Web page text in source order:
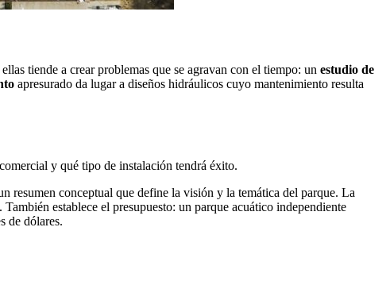
tiende a crear problemas que se agravan con el tiempo: un estudio de
apresurado da lugar a diseños hidráulicos cuyo mantenimiento resulta
y qué tipo de instalación tendrá éxito.
resumen conceptual que define la visión y la temática del parque. La
establece el presupuesto: un parque acuático independiente
de dólares.